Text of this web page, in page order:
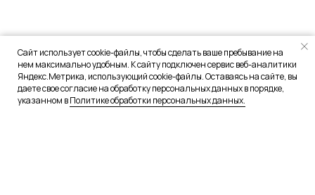
Сайт использует cookie-файлы, чтобы сделать ваше пребывание на
нем максимально удобным. К сайту подключен сервис веб-аналитики
Яндекс.Метрика, использующий cookie-файлы. Оставаясь на сайте, вы
даете свое согласие на обработку персональных данных в порядке,
указанном вПолитике обработки персональных данных.